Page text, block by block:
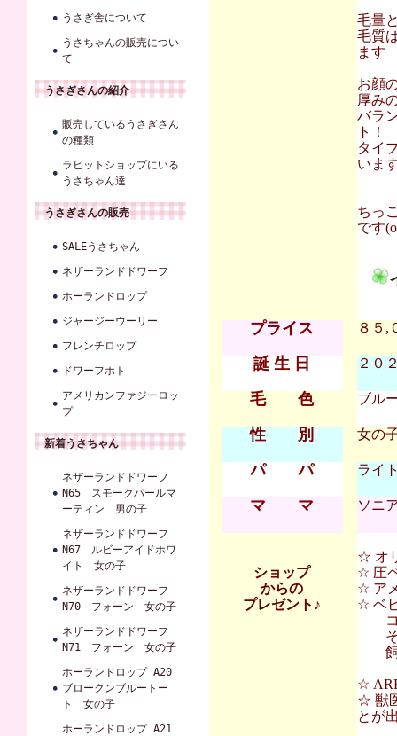
うさぎ舎について
うさちゃんの販売につい
て
うさぎさんの紹介
販売しているうさぎさん
の種類
ラビットショップにいる
うさちゃん達
うさぎさんの販売
SALEうさちゃん
ネザーランドドワーフ
ホーランドロップ
ジャージーウーリー
フレンチロップ
ドワーフホト
アメリカンファジーロッ
プ
新着うさちゃん
ネザーランドドワーフ
N65 スモークパールマ
ーティン 男の子
ネザーランドドワーフ
N67 ルビーアイドホワ
イト 女の子
ネザーランドドワーフ
N70 フォーン 女の子
ネザーランドドワーフ
N71 フォーン 女の子
ホーランドロップ A20
ブロークンブルートー
ト 女の子
ホーランドロップ A21
毛量
毛質
ます
お顔
厚み
バラ
ト！
タイ
いま
ちっ
です
プライス ８５,
誕 生 日 ２０
毛 色 ブル
性 別 女の
パ パ ライ
マ マ ソニ
ショップ
からの
プレゼント♪
☆ オ
☆ 圧
☆ ア
☆ ベ
コ
そ
飼
☆
☆ 獣
とが